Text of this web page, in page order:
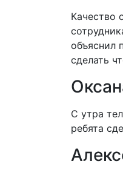
Качество
объяснил
сделать
С утра
ребята